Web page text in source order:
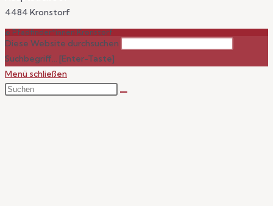
4484 Kronstorf
© Pfadfinder*innen Kronstorf
Diese Website durchsuchen
Suchbegriff... [Enter-Taste]
Menü schließen